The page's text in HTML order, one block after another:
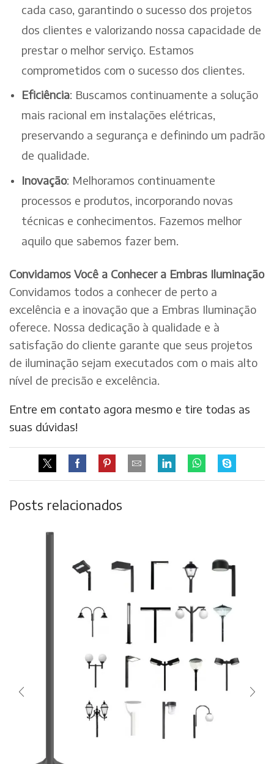
cada caso, garantindo o sucesso dos projetos
dos clientes e valorizando nossa capacidade de
prestar o melhor serviço. Estamos
comprometidos com o sucesso dos clientes.
Eficiência: Buscamos continuamente a solução
mais racional em instalações elétricas,
preservando a segurança e definindo um padrão
de qualidade.
Inovação: Melhoramos continuamente
processos e produtos, incorporando novas
técnicas e conhecimentos. Fazemos melhor
aquilo que sabemos fazer bem.
Convidamos Você a Conhecer a Embras Iluminação
Convidamos todos a conhecer de perto a
excelência e a inovação que a Embras Iluminação
oferece. Nossa dedicação à qualidade e à
satisfação do cliente garante que seus projetos
de iluminação sejam executados com o mais alto
nível de precisão e excelência.
Entre em contato agora mesmo e tire todas as
suas dúvidas!
Posts relacionados